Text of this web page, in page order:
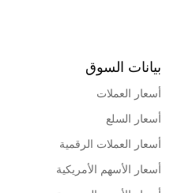
بيانات السوق
أسعار العملات
أسعار السلع
أسعار العملات الرقمية
أسعار الأسهم الأمريكية